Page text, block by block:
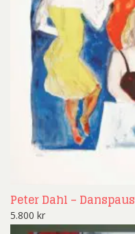
Peter Dahl – Danspaus
5.800 kr